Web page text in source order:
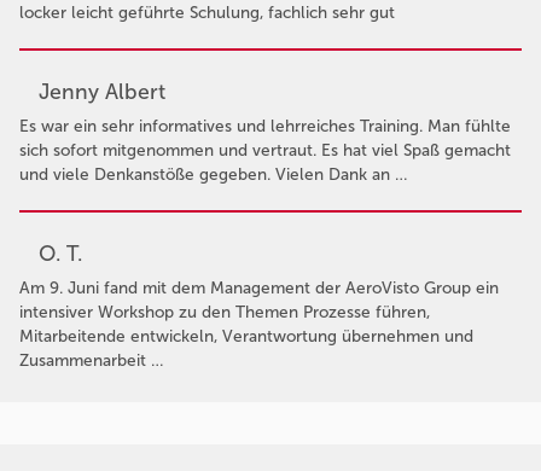
locker leicht geführte Schulung, fachlich sehr gut
Jenny Albert
Es war ein sehr informatives und lehrreiches Training. Man fühlte
sich sofort mitgenommen und vertraut. Es hat viel Spaß gemacht
und viele Denkanstöße gegeben. Vielen Dank an …
O. T.
Am 9. Juni fand mit dem Management der AeroVisto Group ein
intensiver Workshop zu den Themen Prozesse führen,
Mitarbeitende entwickeln, Verantwortung übernehmen und
Zusammenarbeit …